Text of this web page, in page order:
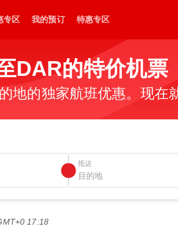
专区 我的预订 特惠专区
DAR的特价机票
地的独家航班优惠。现在
抵达
17:18